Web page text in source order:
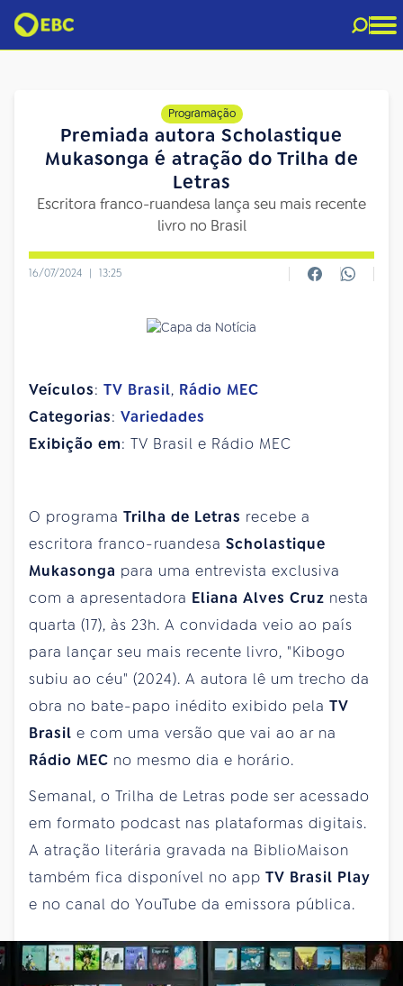
Programação
Premiada autora Scholastique
Mukasonga é atração do Trilha de
Letras
Escritora franco-ruandesa lança seu mais recente
livro no Brasil
16/07/2024 | 13:25
Veículos: TV Brasil, Rádio MEC
Categorias: Variedades
Exibição em: TV Brasil e Rádio MEC
O programa Trilha de Letras recebe a
escritora franco-ruandesa Scholastique
Mukasonga para uma entrevista exclusiva
com a apresentadora Eliana Alves Cruz nesta
quarta (17), às 23h. A convidada veio ao país
para lançar seu mais recente livro, "Kibogo
subiu ao céu" (2024). A autora lê um trecho da
obra no bate-papo inédito exibido pela TV
Brasil e com uma versão que vai ao ar na
Rádio MEC no mesmo dia e horário.
Semanal, o Trilha de Letras pode ser acessado
em formato podcast nas plataformas digitais.
A atração literária gravada na BiblioMaison
também fica disponível no app TV Brasil Play
e no canal do YouTube da emissora pública.